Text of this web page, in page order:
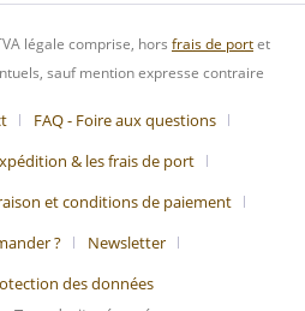
légale comprise, hors frais de portet
sauf mention expresse contraire
FAQ - Foire aux questions
& les frais de port
et conditions de paiement
?
Newsletter
des données